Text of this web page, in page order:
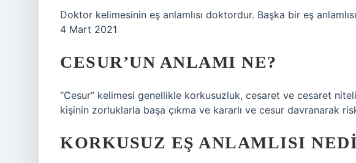
Doktor kelimesinin eş anlamlısı doktordur. Başka bir eş
4 Mart 2021
CESUR’UN ANLAMI NE?
“Cesur” kelimesi genellikle korkusuzluk, cesaret ve cesaret
kişinin zorluklarla başa çıkma ve kararlı ve cesur davranarak
KORKUSUZ EŞ ANLAMLISI